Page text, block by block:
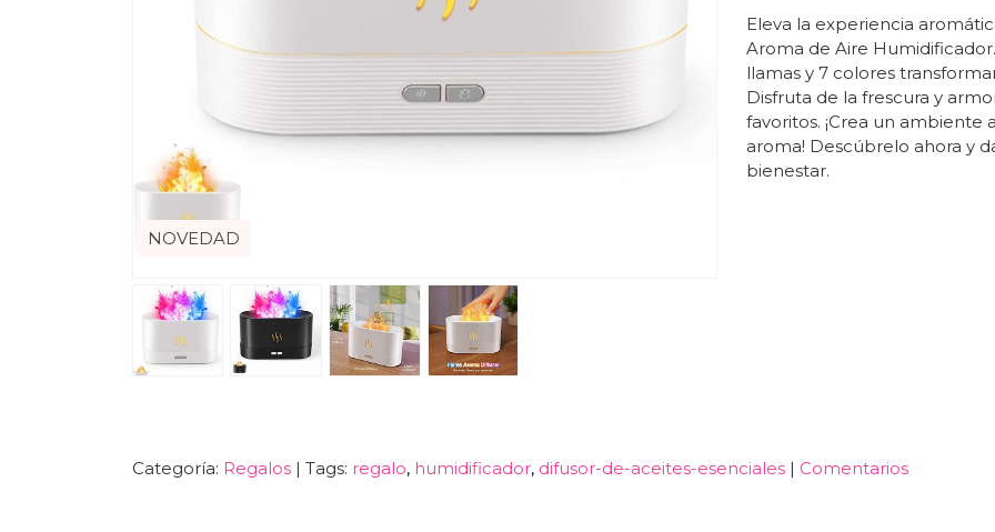
NOVEDAD
Eleva la experiencia
Aroma de Aire
llamas y 7 colores
Disfruta de la frescura y
favoritos. ¡Crea un
aroma! Descúbrelo ahora y
bienestar.
Categoría: Regalos| Tags: regalo humidificador difusor-de-aceites-esenciales | Comentarios